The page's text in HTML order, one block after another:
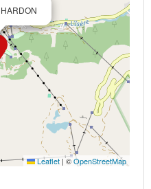
Leaflet|©OpenStreetMap